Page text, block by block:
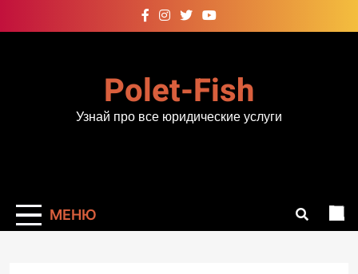
к
Polet-Fish
Узнай про все юридические услуги
МЕНЮ